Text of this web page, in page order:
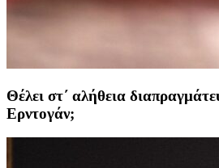
Θέλει στ΄ αλήθεια
Ερντογάν;